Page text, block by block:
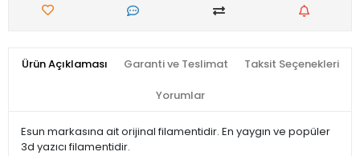
Ürün Açıklaması Garanti ve Teslimat Taksit Seçenekleri
Yorumlar
Esun markasına ait orijinal filamentidir. En yaygın ve popüler
3d yazıcı filamentidir.